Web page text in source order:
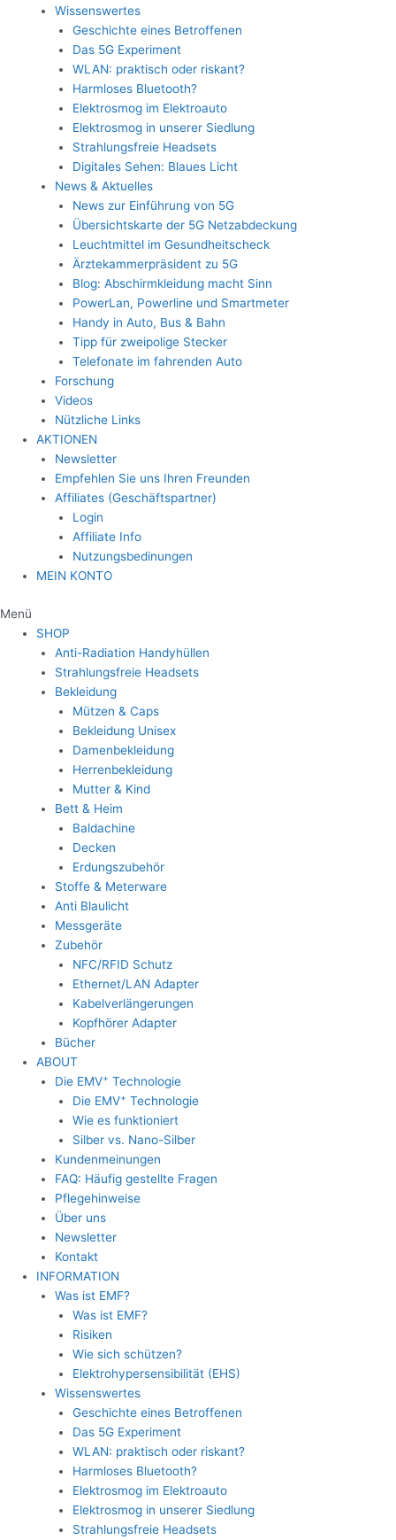
Wissenswertes
Geschichte eines Betroffenen
Das 5G Experiment
WLAN: praktisch oder riskant?
Harmloses Bluetooth?
Elektrosmog im Elektroauto
Elektrosmog in unserer Siedlung
Strahlungsfreie Headsets
Digitales Sehen: Blaues Licht
News & Aktuelles
News zur Einführung von 5G
Übersichtskarte der 5G Netzabdeckung
Leuchtmittel im Gesundheitscheck
Ärztekammerpräsident zu 5G
Blog: Abschirmkleidung macht Sinn
PowerLan, Powerline und Smartmeter
Handy in Auto, Bus & Bahn
Tipp für zweipolige Stecker
Telefonate im fahrenden Auto
Forschung
Videos
Nützliche Links
AKTIONEN
Newsletter
Empfehlen Sie uns Ihren Freunden
Affiliates (Geschäftspartner)
Login
Affiliate Info
Nutzungsbedinungen
MEIN KONTO
Menü
SHOP
Anti-Radiation Handyhüllen
Strahlungsfreie Headsets
Bekleidung
Mützen & Caps
Bekleidung Unisex
Damenbekleidung
Herrenbekleidung
Mutter & Kind
Bett & Heim
Baldachine
Decken
Erdungszubehör
Stoffe & Meterware
Anti Blaulicht
Messgeräte
Zubehör
NFC/RFID Schutz
Ethernet/LAN Adapter
Kabelverlängerungen
Kopfhörer Adapter
Bücher
ABOUT
Die EMV+ Technologie
Die EMV+ Technologie
Wie es funktioniert
Silber vs. Nano-Silber
Kundenmeinungen
FAQ: Häufig gestellte Fragen
Pflegehinweise
Über uns
Newsletter
Kontakt
INFORMATION
Was ist EMF?
Was ist EMF?
Risiken
Wie sich schützen?
Elektrohypersensibilität (EHS)
Wissenswertes
Geschichte eines Betroffenen
Das 5G Experiment
WLAN: praktisch oder riskant?
Harmloses Bluetooth?
Elektrosmog im Elektroauto
Elektrosmog in unserer Siedlung
Strahlungsfreie Headsets